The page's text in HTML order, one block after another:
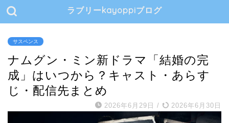
ラブリーkayoppiブログ
サスペンス
ナムグン・ミン新ドラマ「結婚の完
成」はいつから？キャスト・あらす
じ・配信先まとめ
2026年6月29日 / 2026年6月30日